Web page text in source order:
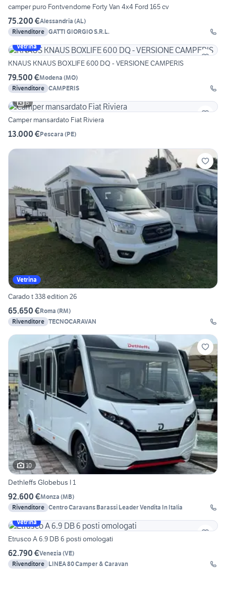
camper puro Fontvendome Forty Van 4x4 Ford 165 cv
75.200 €Alessandria (AL)
Rivenditore GATTI GIORGIO S.R.L.
Vetrina
KNAUS KNAUS BOXLIFE 600 DQ - VERSIONE CAMPERIS
79.500 €Modena (MO)
Rivenditore CAMPERIS
6
Camper mansardato Fiat Riviera
13.000 €Pescara (PE)
Vetrina
Carado t 338 edition 26
65.650 €Roma (RM)
Rivenditore TECNOCARAVAN
10
Dethleffs Globebus I 1
92.600 €Monza (MB)
Rivenditore Centro Caravans Barassi Leader Vendita In Italia
Vetrina
Etrusco A 6.9 DB 6 posti omologati
62.790 €Venezia (VE)
Rivenditore LINEA 80 Camper & Caravan